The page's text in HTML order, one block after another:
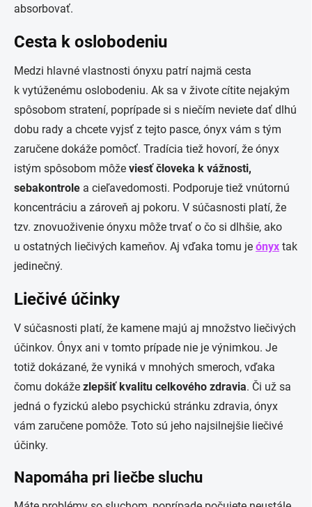
absorbovať.
Cesta k oslobodeniu
Medzi hlavné vlastnosti ónyxu patrí najmä cesta
k vytúženému oslobodeniu. Ak sa v živote cítite nejakým
spôsobom stratení, poprípade si s niečím neviete dať dlhú
dobu rady a chcete vyjsť z tejto pasce, ónyx vám s tým
zaručene dokáže pomôcť. Tradícia tiež hovorí, že ónyx
istým spôsobom môže viesť človeka k vážnosti,
sebakontrole a cieľavedomosti. Podporuje tiež vnútornú
koncentráciu a zároveň aj pokoru. V súčasnosti platí, že
tzv. znovuoživenie ónyxu môže trvať o čo si dlhšie, ako
u ostatných liečivých kameňov. Aj vďaka tomu je ónyx tak
jedinečný.
Liečivé účinky
V súčasnosti platí, že kamene majú aj množstvo liečivých
účinkov. Ónyx ani v tomto prípade nie je výnimkou. Je
totiž dokázané, že vyniká v mnohých smeroch, vďaka
čomu dokáže zlepšiť kvalitu celkového zdravia. Či už sa
jedná o fyzickú alebo psychickú stránku zdravia, ónyx
vám zaručene pomôže. Toto sú jeho najsilnejšie liečivé
účinky.
Napomáha pri liečbe sluchu